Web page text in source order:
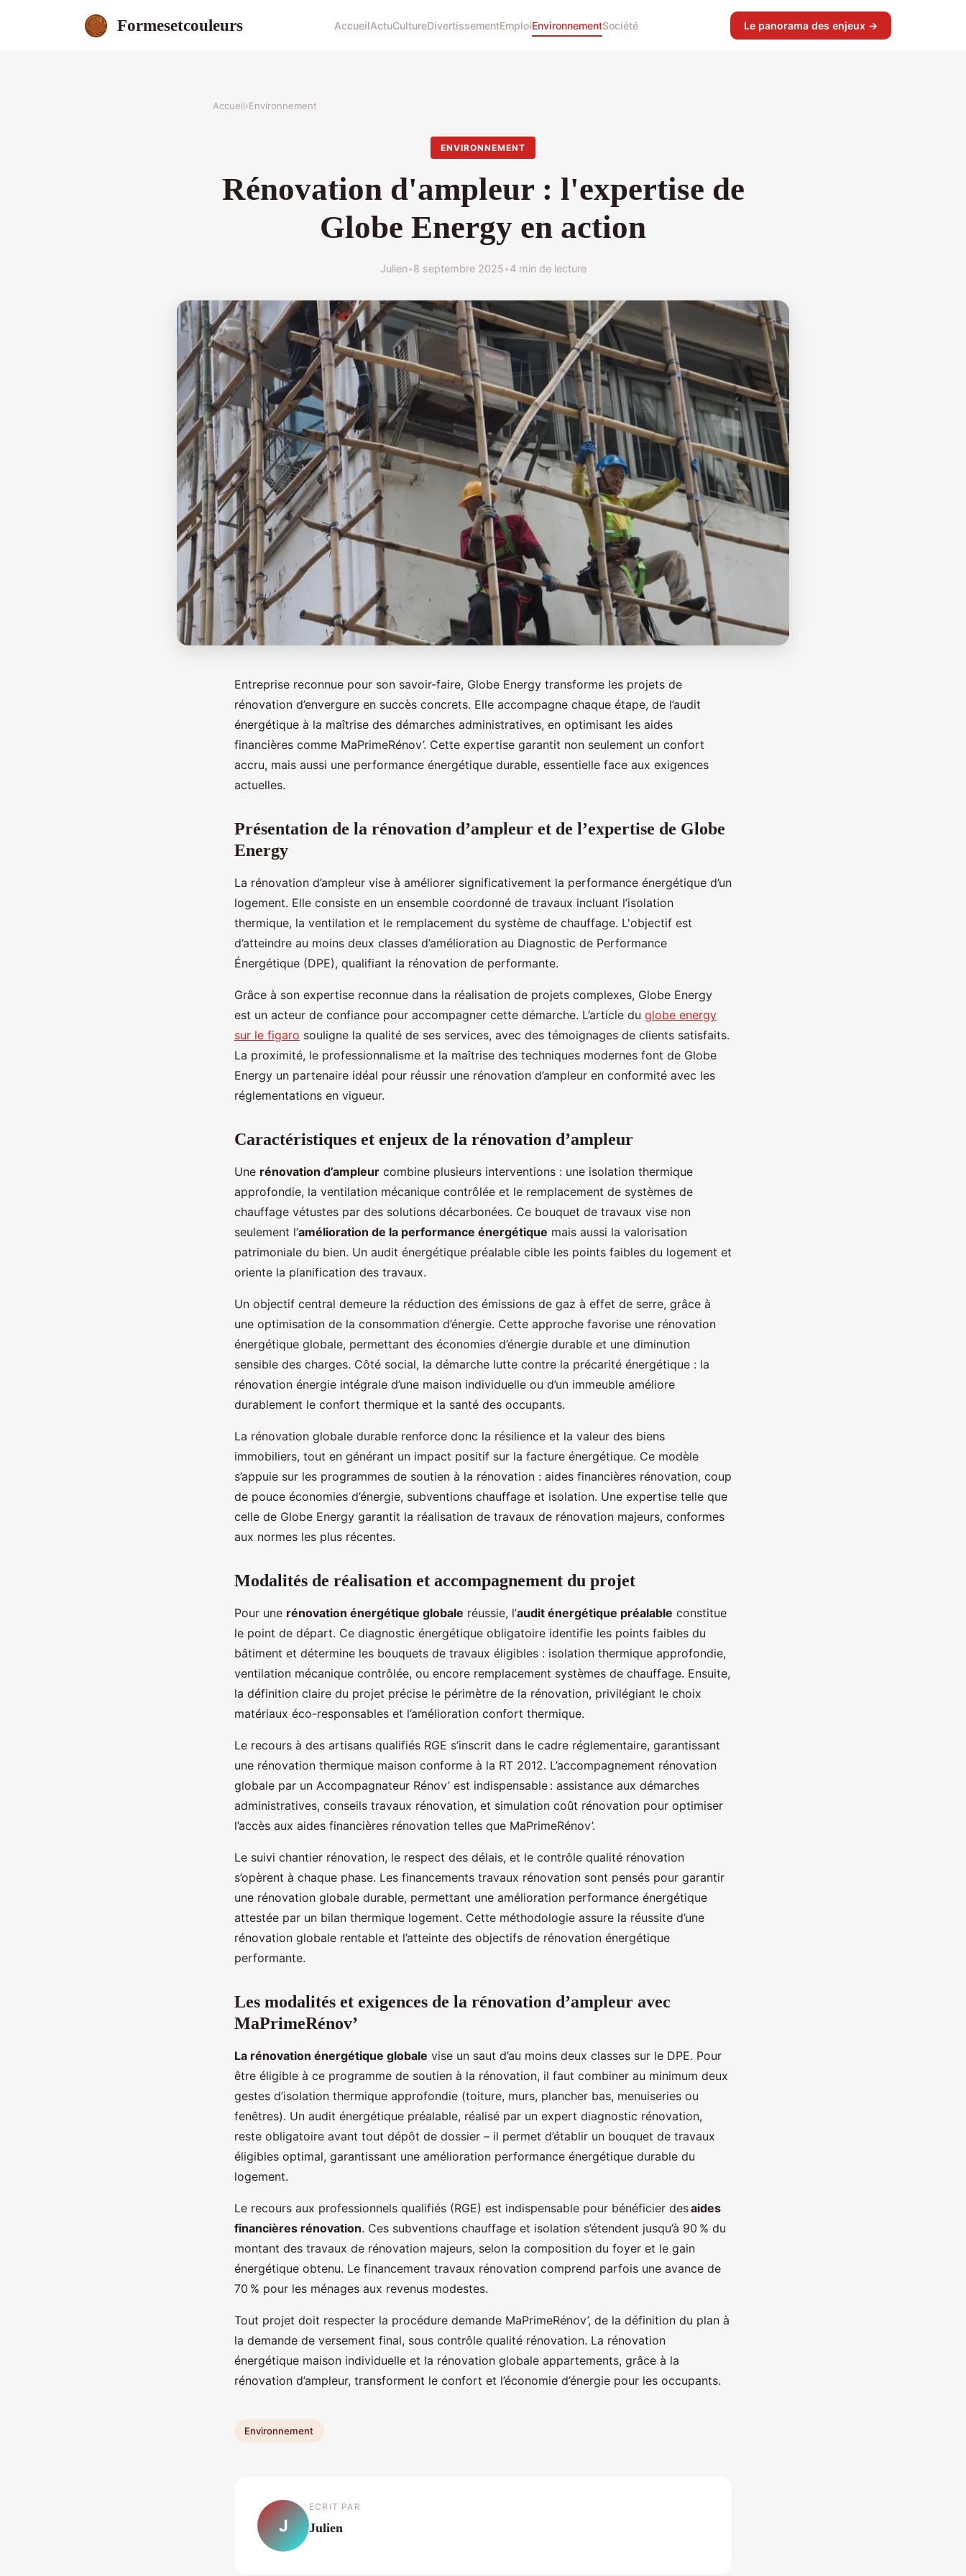
Formesetcouleurs AccueilActuCultureDivertissementEmploiEnvironnementSociété Le panorama des enjeux →
Accueil›Environnement
ENVIRONNEMENT
Rénovation d'ampleur : l'expertise de
Globe Energy en action
Julien•8 septembre 2025•4 min de lecture
Entreprise reconnue pour son savoir-faire, Globe Energy transforme les projets de
rénovation d’envergure en succès concrets. Elle accompagne chaque étape, de l’audit
énergétique à la maîtrise des démarches administratives, en optimisant les aides
financières comme MaPrimeRénov’. Cette expertise garantit non seulement un confort
accru, mais aussi une performance énergétique durable, essentielle face aux exigences
actuelles.
Présentation de la rénovation d’ampleur et de l’expertise de Globe
Energy
La rénovation d’ampleur vise à améliorer significativement la performance énergétique d’un
logement. Elle consiste en un ensemble coordonné de travaux incluant l’isolation
thermique, la ventilation et le remplacement du système de chauffage. L'objectif est
d’atteindre au moins deux classes d’amélioration au Diagnostic de Performance
Énergétique (DPE), qualifiant la rénovation de performante.
Grâce à son expertise reconnue dans la réalisation de projets complexes, Globe Energy
est un acteur de confiance pour accompagner cette démarche. L’article du globe energy
sur le figaro souligne la qualité de ses services, avec des témoignages de clients satisfaits.
La proximité, le professionnalisme et la maîtrise des techniques modernes font de Globe
Energy un partenaire idéal pour réussir une rénovation d’ampleur en conformité avec les
réglementations en vigueur.
Caractéristiques et enjeux de la rénovation d’ampleur
Une rénovation d’ampleur combine plusieurs interventions : une isolation thermique
approfondie, la ventilation mécanique contrôlée et le remplacement de systèmes de
chauffage vétustes par des solutions décarbonées. Ce bouquet de travaux vise non
seulement l’amélioration de la performance énergétique mais aussi la valorisation
patrimoniale du bien. Un audit énergétique préalable cible les points faibles du logement et
oriente la planification des travaux.
Un objectif central demeure la réduction des émissions de gaz à effet de serre, grâce à
une optimisation de la consommation d’énergie. Cette approche favorise une rénovation
énergétique globale, permettant des économies d’énergie durable et une diminution
sensible des charges. Côté social, la démarche lutte contre la précarité énergétique : la
rénovation énergie intégrale d’une maison individuelle ou d’un immeuble améliore
durablement le confort thermique et la santé des occupants.
La rénovation globale durable renforce donc la résilience et la valeur des biens
immobiliers, tout en générant un impact positif sur la facture énergétique. Ce modèle
s’appuie sur les programmes de soutien à la rénovation : aides financières rénovation, coup
de pouce économies d’énergie, subventions chauffage et isolation. Une expertise telle que
celle de Globe Energy garantit la réalisation de travaux de rénovation majeurs, conformes
aux normes les plus récentes.
Modalités de réalisation et accompagnement du projet
Pour une rénovation énergétique globale réussie, l’audit énergétique préalable constitue
le point de départ. Ce diagnostic énergétique obligatoire identifie les points faibles du
bâtiment et détermine les bouquets de travaux éligibles : isolation thermique approfondie,
ventilation mécanique contrôlée, ou encore remplacement systèmes de chauffage. Ensuite,
la définition claire du projet précise le périmètre de la rénovation, privilégiant le choix
matériaux éco-responsables et l’amélioration confort thermique.
Le recours à des artisans qualifiés RGE s’inscrit dans le cadre réglementaire, garantissant
une rénovation thermique maison conforme à la RT 2012. L’accompagnement rénovation
globale par un Accompagnateur Rénov’ est indispensable : assistance aux démarches
administratives, conseils travaux rénovation, et simulation coût rénovation pour optimiser
l’accès aux aides financières rénovation telles que MaPrimeRénov’.
Le suivi chantier rénovation, le respect des délais, et le contrôle qualité rénovation
s’opèrent à chaque phase. Les financements travaux rénovation sont pensés pour garantir
une rénovation globale durable, permettant une amélioration performance énergétique
attestée par un bilan thermique logement. Cette méthodologie assure la réussite d’une
rénovation globale rentable et l’atteinte des objectifs de rénovation énergétique
performante.
Les modalités et exigences de la rénovation d’ampleur avec
MaPrimeRénov’
La rénovation énergétique globale vise un saut d’au moins deux classes sur le DPE. Pour
être éligible à ce programme de soutien à la rénovation, il faut combiner au minimum deux
gestes d’isolation thermique approfondie (toiture, murs, plancher bas, menuiseries ou
fenêtres). Un audit énergétique préalable, réalisé par un expert diagnostic rénovation,
reste obligatoire avant tout dépôt de dossier – il permet d’établir un bouquet de travaux
éligibles optimal, garantissant une amélioration performance énergétique durable du
logement.
Le recours aux professionnels qualifiés (RGE) est indispensable pour bénéficier desaides
financières rénovation. Ces subventions chauffage et isolation s’étendent jusqu’à 90 % du
montant des travaux de rénovation majeurs, selon la composition du foyer et le gain
énergétique obtenu. Le financement travaux rénovation comprend parfois une avance de
70 % pour les ménages aux revenus modestes.
Tout projet doit respecter la procédure demande MaPrimeRénov’, de la définition du plan à
la demande de versement final, sous contrôle qualité rénovation. La rénovation
énergétique maison individuelle et la rénovation globale appartements, grâce à la
rénovation d’ampleur, transforment le confort et l’économie d’énergie pour les occupants.
Environnement
J
ECRIT PAR
Julien